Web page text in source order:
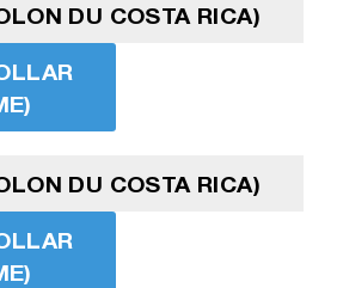
DU COSTA RICA)
DU COSTA RICA)